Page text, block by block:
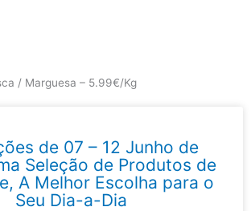
/ Marguesa – 5.99€/Kg
de 07 – 12 Junho de
Seleção de Produtos de
A Melhor Escolha para o
Seu Dia-a-Dia